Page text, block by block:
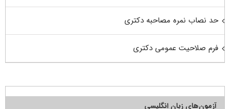
حد نصاب نمره مصاحبه دکتری
فرم صلاحیت عمومی دکتری
آزمون‌های زبان انگلیسی